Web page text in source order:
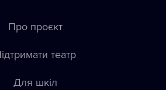
Про проєкт
театр
Для шкіл